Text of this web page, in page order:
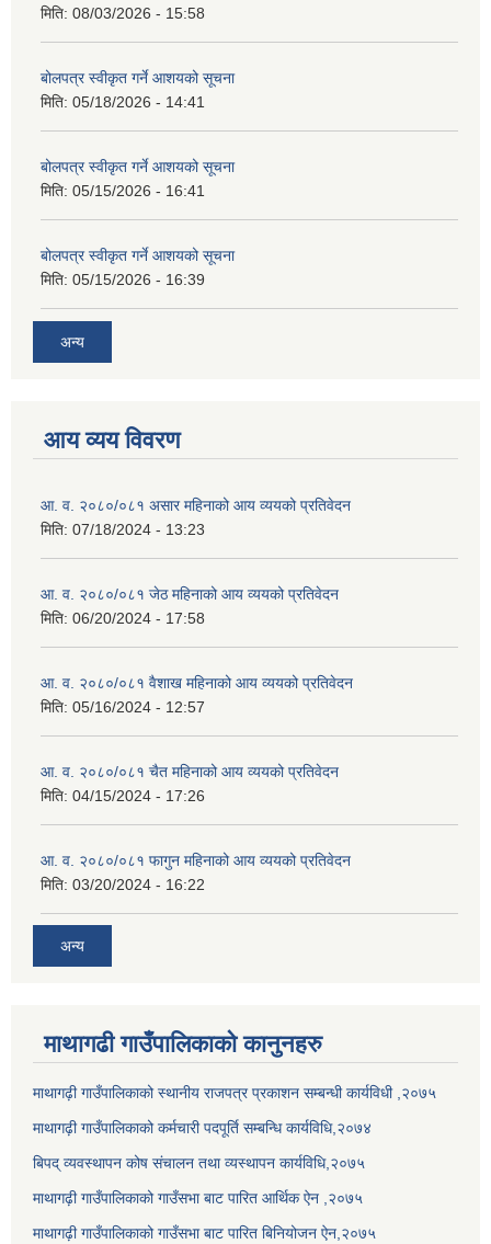
मिति: 08/03/2026 - 15:58
बोलपत्र स्वीकृत गर्ने आशयको सूचना
मिति: 05/18/2026 - 14:41
बोलपत्र स्वीकृत गर्ने आशयको सूचना
मिति: 05/15/2026 - 16:41
बोलपत्र स्वीकृत गर्ने आशयको सूचना
मिति: 05/15/2026 - 16:39
अन्य
आय व्यय विवरण
आ. व. २०८०/०८१ असार महिनाको आय व्ययको प्रतिवेदन
मिति: 07/18/2024 - 13:23
आ. व. २०८०/०८१ जेठ महिनाको आय व्ययको प्रतिवेदन
मिति: 06/20/2024 - 17:58
आ. व. २०८०/०८१ वैशाख महिनाको आय व्ययको प्रतिवेदन
मिति: 05/16/2024 - 12:57
आ. व. २०८०/०८१ चैत महिनाको आय व्ययको प्रतिवेदन
मिति: 04/15/2024 - 17:26
आ. व. २०८०/०८१ फागुन महिनाको आय व्ययको प्रतिवेदन
मिति: 03/20/2024 - 16:22
अन्य
माथागढी गाउँपालिकाको कानुनहरु
माथागढ़ी गाउँपालिकाको स्थानीय राजपत्र प्रकाशन सम्बन्धी कार्यविधी ,२०७५
माथागढ़ी गाउँपालिकाको कर्मचारी पदपूर्ति सम्बन्धि कार्यविधि,२०७४
बिपद् व्यवस्थापन कोष संचालन तथा व्यस्थापन कार्यविधि,२०७५
माथागढ़ी गाउँपालिकाको गाउँसभा बाट पारित आर्थिक ऐन ,२०७५
माथागढ़ी गाउँपालिकाको गाउँसभा बाट पारित बिनियोजन ऐन,२०७५